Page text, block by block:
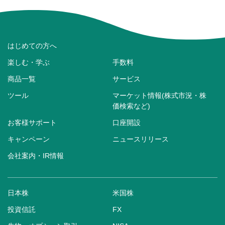
はじめての方へ
楽しむ・学ぶ 手数料
商品一覧 サービス
ツール
マーケット情報(株式市況・株
価検索など)
お客様サポート 口座開設
キャンペーン ニュースリリース
会社案内・IR情報
日本株 米国株
投資信託 FX